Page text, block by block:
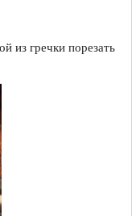
из гречки порезать